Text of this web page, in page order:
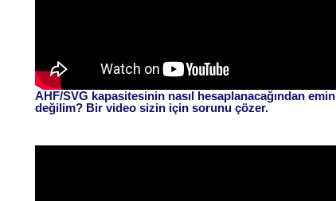
AHF/SVG kapasitesinin nasıl hesaplanacağından emin
değilim? Bir video sizin için sorunu çözer.